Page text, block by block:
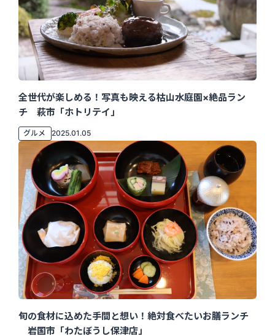
全世代が楽しめる！写真も映える枯山水庭園×絶品ラン
チ 萩市「ホトリテイ」
グルメ 2025.01.05
旬の食材に込めた手間と想い！絶対食べたいお膳ランチ
岩国市「わたぼうし保津店」